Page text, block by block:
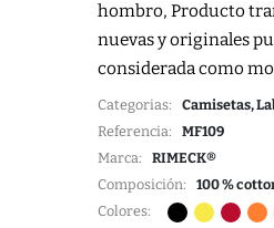
hombro, Producto
nuevas y originales
considerada como
Categorias: Camisetas,
Referencia: MF109
Marca: RIMECK®
Composición: 100 %
Colores: